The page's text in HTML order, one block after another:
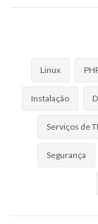
Linux
Instalação
Serviços de TI
Segurança